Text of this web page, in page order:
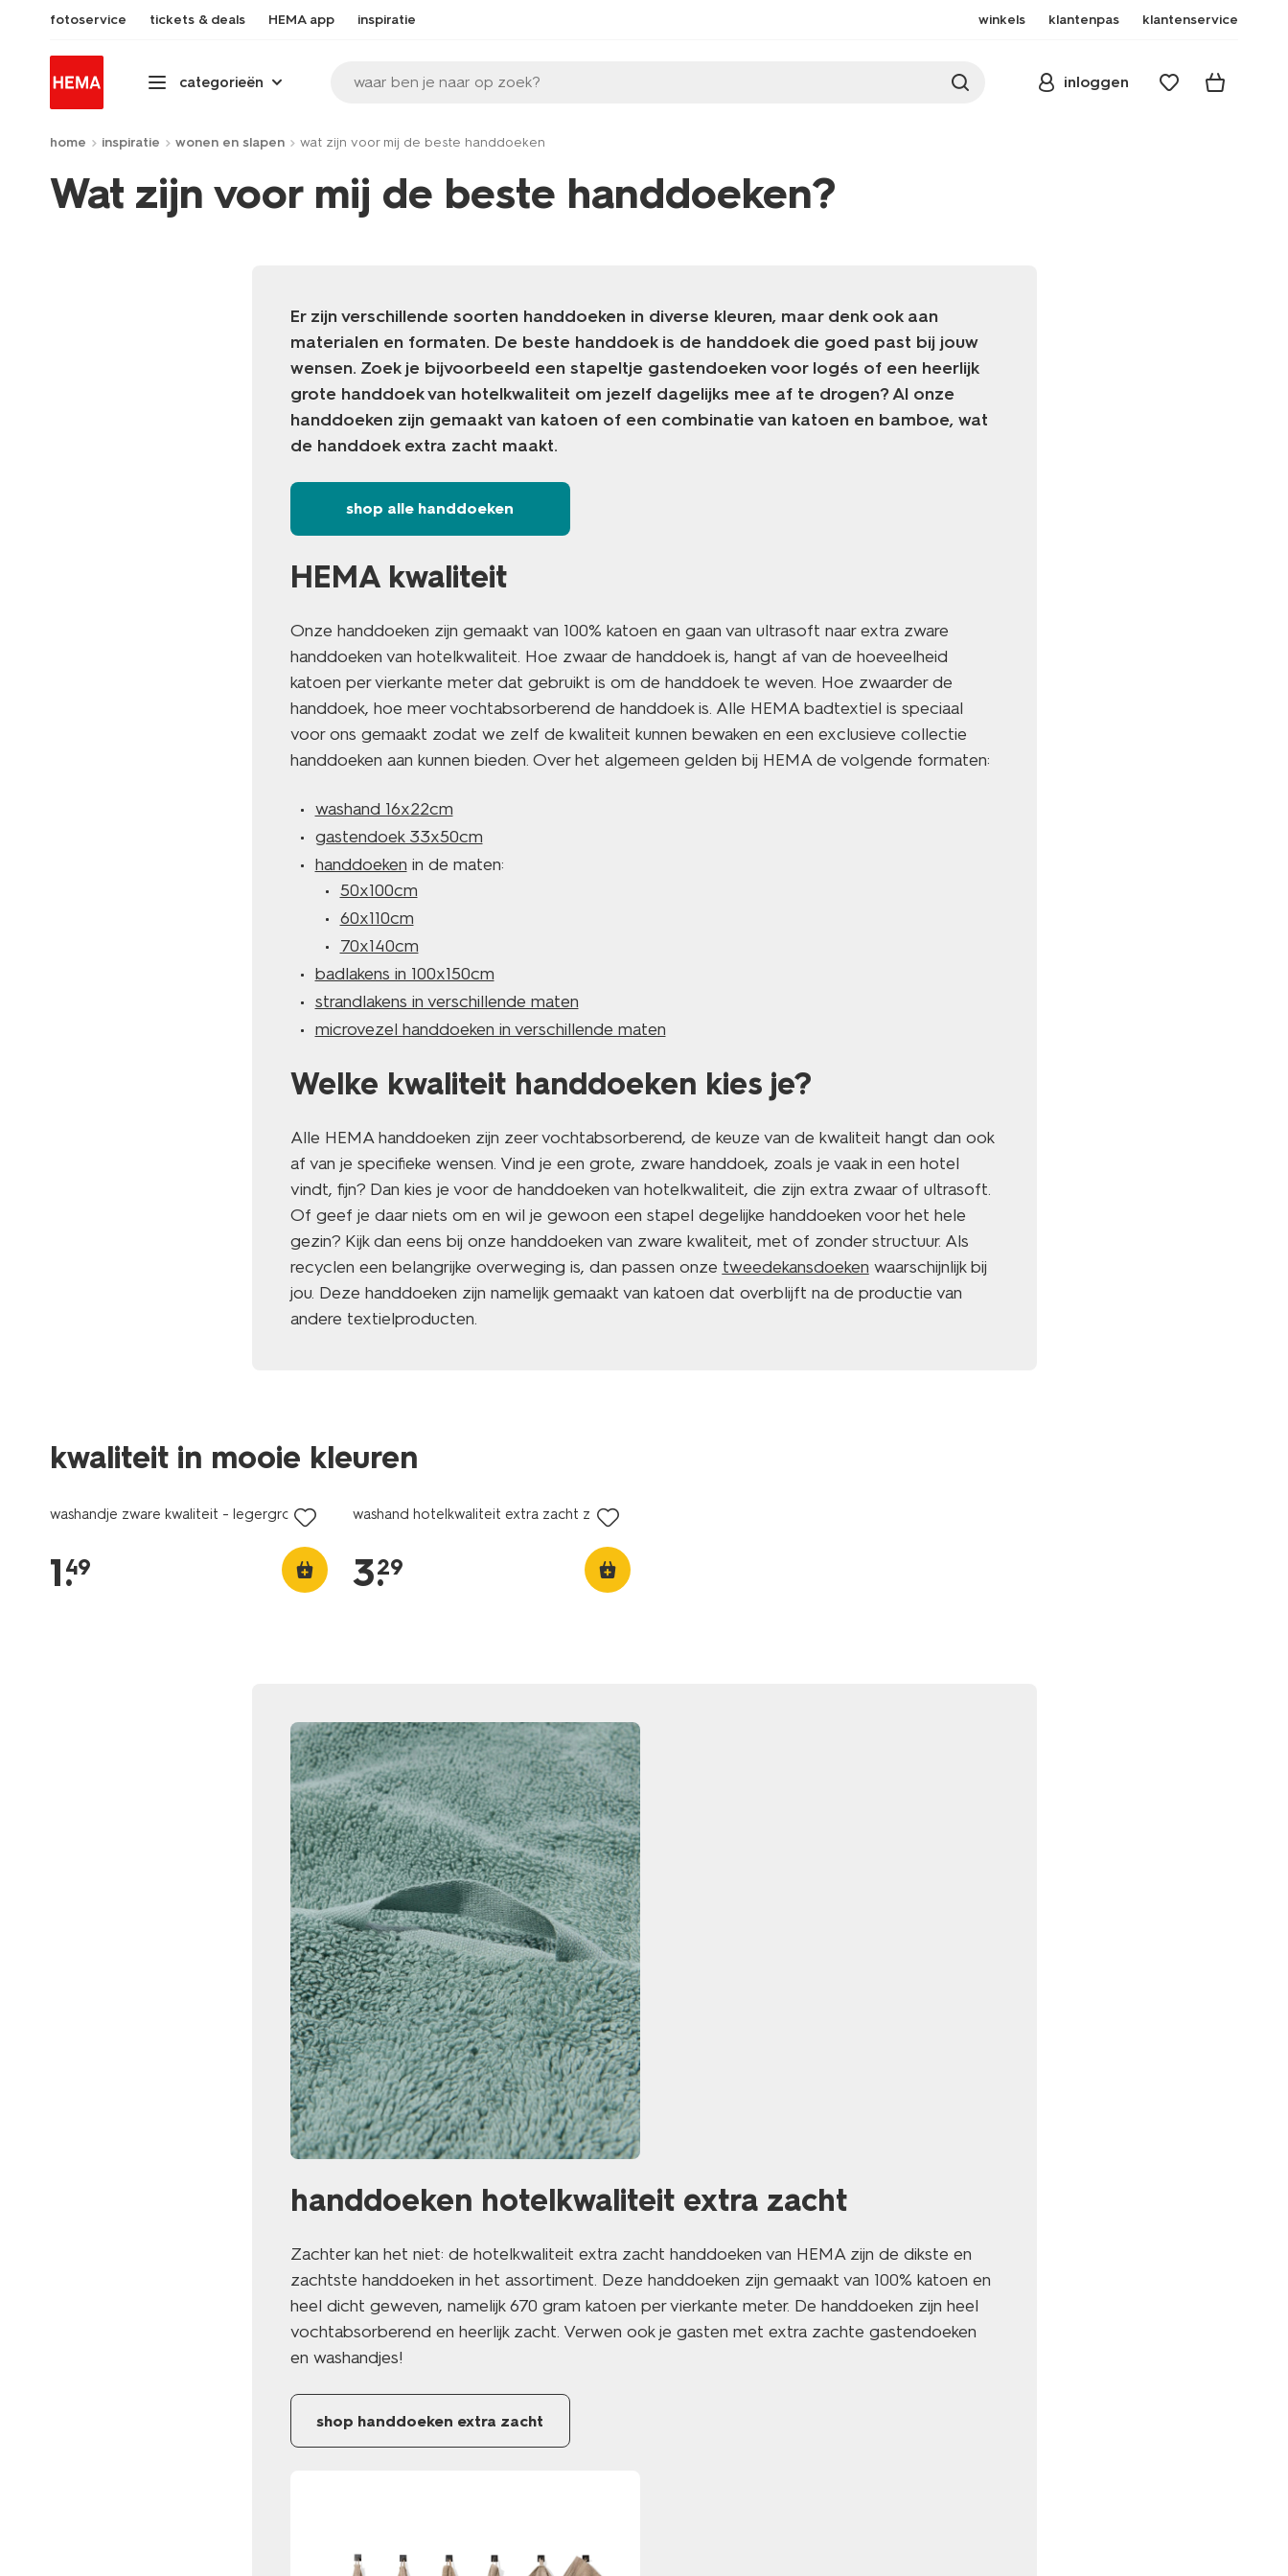
fotoservice tickets & deals HEMA app inspiratie winkels klantenpas klantenservice
categorieën waar ben je naar op zoek? inloggen
home inspiratie wonen en slapen wat zijn voor mij de beste handdoeken
Wat zijn voor mij de beste handdoeken?
Er zijn verschillende soorten handdoeken in diverse kleuren, maar denk ook aan
materialen en formaten. De beste handdoek is de handdoek die goed past bij jouw
wensen. Zoek je bijvoorbeeld een stapeltje gastendoeken voor logés of een heerlijk
grote handdoek van hotelkwaliteit om jezelf dagelijks mee af te drogen? Al onze
handdoeken zijn gemaakt van katoen of een combinatie van katoen en bamboe, wat
de handdoek extra zacht maakt.
shop alle handdoeken
HEMA kwaliteit
Onze handdoeken zijn gemaakt van 100% katoen en gaan van ultrasoft naar extra zware
handdoeken van hotelkwaliteit. Hoe zwaar de handdoek is, hangt af van de hoeveelheid
katoen per vierkante meter dat gebruikt is om de handdoek te weven. Hoe zwaarder de
handdoek, hoe meer vochtabsorberend de handdoek is. Alle HEMA badtextiel is speciaal
voor ons gemaakt zodat we zelf de kwaliteit kunnen bewaken en een exclusieve collectie
handdoeken aan kunnen bieden. Over het algemeen gelden bij HEMA de volgende formaten:
washand 16x22cm
gastendoek 33x50cm
handdoeken in de maten:
50x100cm
60x110cm
70x140cm
badlakens in 100x150cm
strandlakens in verschillende maten
microvezel handdoeken in verschillende maten
Welke kwaliteit handdoeken kies je?
Alle HEMA handdoeken zijn zeer vochtabsorberend, de keuze van de kwaliteit hangt dan ook
af van je specifieke wensen. Vind je een grote, zware handdoek, zoals je vaak in een hotel
vindt, fijn? Dan kies je voor de handdoeken van hotelkwaliteit, die zijn extra zwaar of ultrasoft.
Of geef je daar niets om en wil je gewoon een stapel degelijke handdoeken voor het hele
gezin? Kijk dan eens bij onze handdoeken van zware kwaliteit, met of zonder structuur. Als
recyclen een belangrijke overweging is, dan passen onze tweedekansdoeken waarschijnlijk bij
jou. Deze handdoeken zijn namelijk gemaakt van katoen dat overblijft na de productie van
andere textielproducten.
kwaliteit in mooie kleuren
washandje zware kwaliteit - legergroen
1.
49
washand hotelkwaliteit extra zacht zand
3.
29
handdoeken hotelkwaliteit extra zacht
Zachter kan het niet: de hotelkwaliteit extra zacht handdoeken van HEMA zijn de dikste en
zachtste handdoeken in het assortiment. Deze handdoeken zijn gemaakt van 100% katoen en
heel dicht geweven, namelijk 670 gram katoen per vierkante meter. De handdoeken zijn heel
vochtabsorberend en heerlijk zacht. Verwen ook je gasten met extra zachte gastendoeken
en washandjes!
shop handdoeken extra zacht